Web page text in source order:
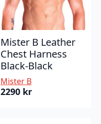
Mister B Leather
Chest Harness
Black-Black
Mister B
2290 kr